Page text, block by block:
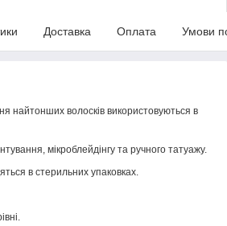
Доставка Оплата Умови
найтонших волосків використовуються в
мікроблейдінгу та ручного татуажу.
в стерильних упаковках.